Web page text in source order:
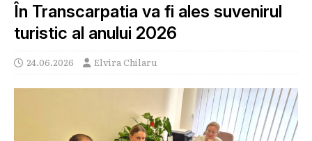
În Transcarpatia va fi ales suvenirul
turistic al anului 2026
24.06.2026 Elvira Chilaru